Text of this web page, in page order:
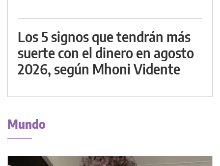
Los 5 signos que tendrán más
suerte con el dinero en agosto
2026, según Mhoni Vidente
Mundo